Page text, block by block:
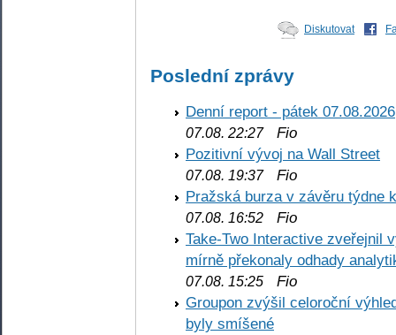
Diskutovat
Poslední zprávy
Denní report - pátek 07.08.2026
07.08. 22:27Fio
Pozitivní vývoj na Wall Street
07.08. 19:37Fio
Pražská burza v závěru týdne
07.08. 16:52 Fio
Take-Two Interactive zveřejnil
mírně překonaly odhady
07.08. 15:25 Fio
Groupon zvýšil celoroční
byly smíšené